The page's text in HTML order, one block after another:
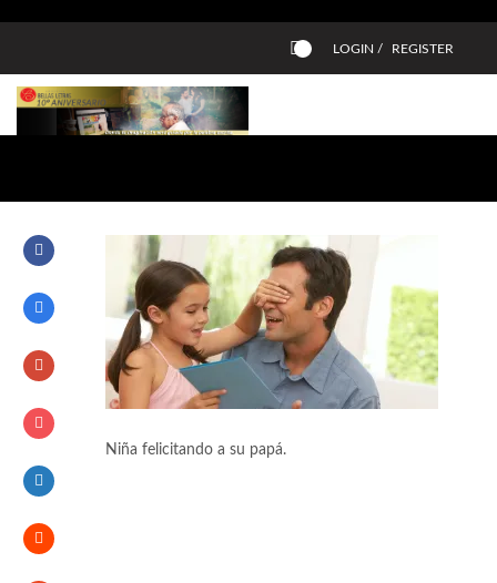
LOGIN / REGISTER
Niña felicitando a su papá.